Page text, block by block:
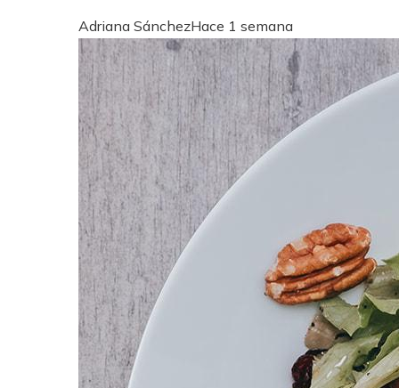
Adriana SánchezHace 1 semana